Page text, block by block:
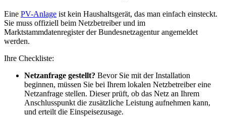
Eine PV-Anlage ist kein Haushaltsgerät, das man einfach einsteckt.
Sie muss offiziell beim Netzbetreiber und im
Marktstammdatenregister der Bundesnetzagentur angemeldet
werden.
Ihre Checkliste:
Netzanfrage gestellt? Bevor Sie mit der Installation
beginnen, müssen Sie bei Ihrem lokalen Netzbetreiber eine
Netzanfrage stellen. Dieser prüft, ob das Netz an Ihrem
Anschlusspunkt die zusätzliche Leistung aufnehmen kann,
und erteilt die Einspeisezusage.